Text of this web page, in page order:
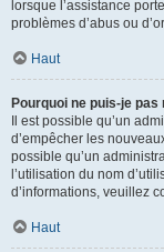
lorsque l’assistance
problèmes d’abus ou
Haut
Pourquoi ne puis-je pas
Il est possible qu’un
d’empêcher les
possible qu’un
l’utilisation du nom
d’informations, veuillez
Haut